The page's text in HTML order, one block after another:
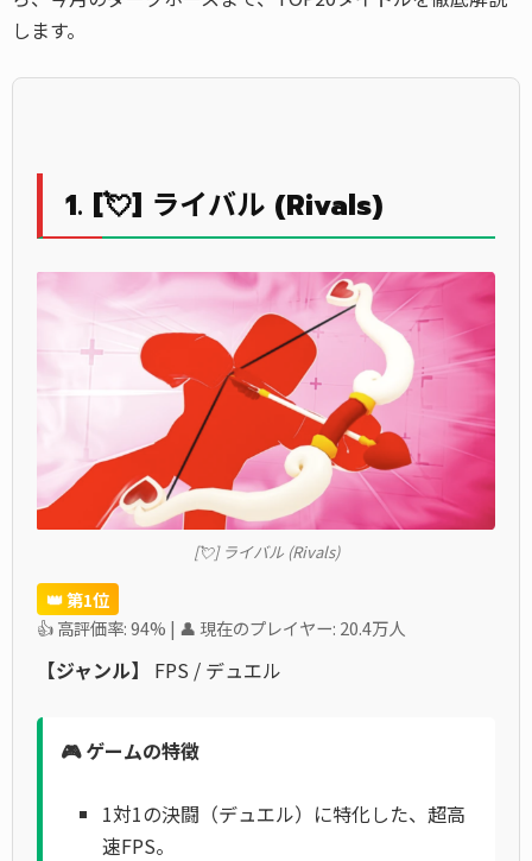
します。
1. [💘] ライバル (Rivals)
[💘] ライバル (Rivals)
👑 第1位
👍 高評価率: 94% | 👤 現在のプレイヤー: 20.4万人
【ジャンル】 FPS / デュエル
🎮 ゲームの特徴
1対1の決闘（デュエル）に特化した、超高
速FPS。